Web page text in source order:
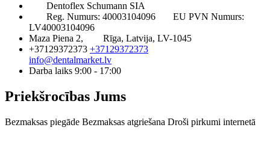
Dentoflex Schumann SIA
Reg. Numurs: 40003104096
EU PVN Numurs:
LV40003104096
Maza Piena 2,
Rīga, Latvija, LV-1045
+37129372373 +37129372373
info@dentalmarket.lv
Darba laiks 9:00 - 17:00
Priekšrocības Jums
Bezmaksas piegāde Bezmaksas atgriešana Droši pirkumi internetā